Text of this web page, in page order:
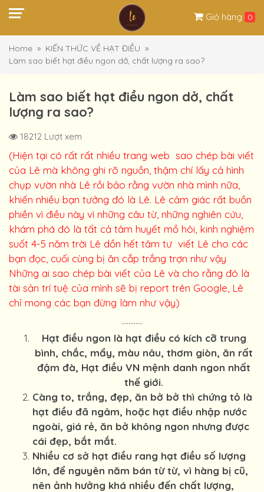
Giỏ hàng 0
Home
KIẾN THỨC VỀ HẠT ĐIỀU
Làm sao biết hạt điều ngon dở, chất lượng ra sao?
Làm sao biết hạt điều ngon dở, chất
lượng ra sao?
18212 Lượt xem
(Hiện tại có rất rất nhiều trang web sao chép bài viết
của Lê mà không ghi rõ nguồn, thậm chí lấy cả hình
chụp vườn nhà Lê rồi bảo rằng vườn nhà mình nữa,
khiến nhiều bạn tưởng đó là Lê. Lê cảm giác rất buồn
phiền vì điều này vì những câu từ, những nghiên cứu,
khám phá đó là tất cả tâm huyết mồ hôi, kinh nghiệm
suốt 4-5 năm trời Lê dồn hết tâm tư viết Lê cho các
bạn đọc, cuối cùng bị ăn cắp trắng trợn như vậy
Những ai sao chép bài viết của Lê và cho rằng đó là
tài sản trí tuệ của mình sẽ bị report trên Google, Lê
chỉ mong các bạn đừng làm như vậy)
............
Hạt điều ngon là hạt điều có kích cỡ trung
bình, chắc, mẩy, màu nâu, thơm giòn, ăn rất
đậm đà, Hạt điều VN mệnh danh ngon nhất
thế giới.
Càng to, trắng, đẹp, ăn bở bở thì chứng tỏ là
hạt điều đã ngâm, hoặc hạt điều nhập nước
ngoài, giá rẻ, ăn bở không ngon nhưng được
cái đẹp, bắt mắt.
Nhiều cơ sở hạt điều rang hạt điều số lượng
lớn, để nguyên năm bán từ từ, vì hàng bị cũ,
nên ảnh hưởng khá nhiều đến chất lượng,